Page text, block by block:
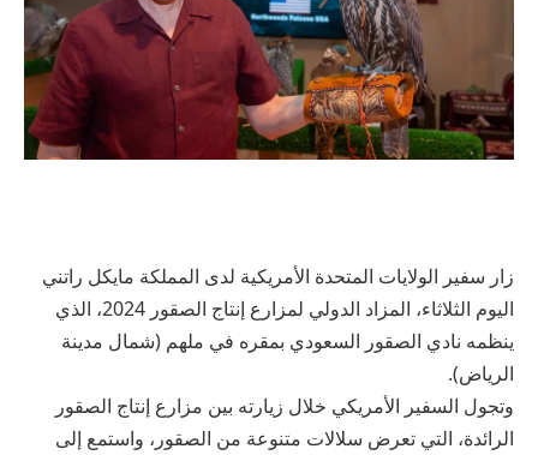
زار سفير الولايات المتحدة الأمريكية لدى المملكة مايكل راتني
اليوم الثلاثاء، المزاد الدولي لمزارع إنتاج الصقور 2024، الذي
ينظمه نادي الصقور السعودي بمقره في ملهم (شمال مدينة
الرياض).
وتجول السفير الأمريكي خلال زيارته بين مزارع إنتاج الصقور
الرائدة، التي تعرض سلالات متنوعة من الصقور، واستمع إلى